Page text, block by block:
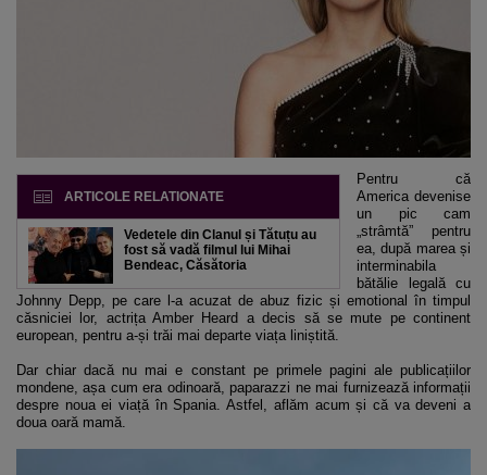
ARTICOLE RELATIONATE
Vedetele din Clanul și Tătuțu au
fost să vadă filmul lui Mihai
Bendeac, Căsătoria
Pentru că
America devenise
un pic cam
„strâmtă” pentru
ea, după marea și
interminabila
bătălie legală cu
Johnny Depp, pe care l-a acuzat de abuz fizic și emotional în timpul
căsniciei lor, actrița Amber Heard a decis să se mute pe continent
european, pentru a-și trăi mai departe viața liniștită.
Dar chiar dacă nu mai e constant pe primele pagini ale publicațiilor
mondene, așa cum era odinoară, paparazzi ne mai furnizează informații
despre noua ei viață în Spania. Astfel, aflăm acum și că va deveni a
doua oară mamă.